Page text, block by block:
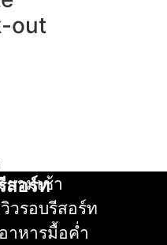
ดูพระจันทร์
out
ามเช้า
มวรอบรีสอร์ท
ม
าหารมื้อค่ำ
สอร์ท